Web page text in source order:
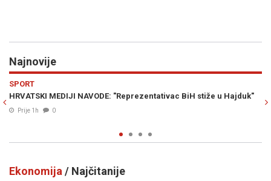
Najnovije
BiH stiže u Hajduk"
MISLILA DA NIJE DOBILA NIŠTA, PA
Ekonomija / Najčitanije